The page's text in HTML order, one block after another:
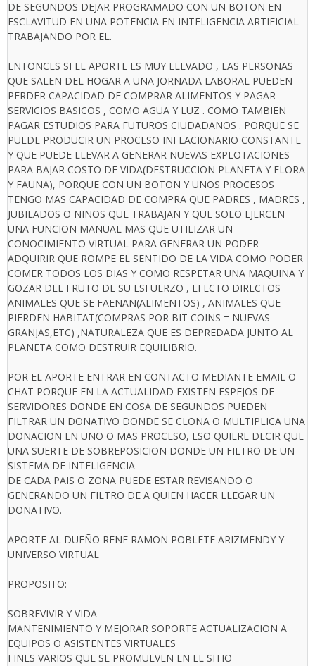
DE SEGUNDOS DEJAR PROGRAMADO CON UN BOTON EN
ESCLAVITUD EN UNA POTENCIA EN INTELIGENCIA ARTIFICIAL
TRABAJANDO POR EL.
ENTONCES SI EL APORTE ES MUY ELEVADO , LAS PERSONAS
QUE SALEN DEL HOGAR A UNA JORNADA LABORAL PUEDEN
PERDER CAPACIDAD DE COMPRAR ALIMENTOS Y PAGAR
SERVICIOS BASICOS , COMO AGUA Y LUZ . COMO TAMBIEN
PAGAR ESTUDIOS PARA FUTUROS CIUDADANOS . PORQUE SE
PUEDE PRODUCIR UN PROCESO INFLACIONARIO CONSTANTE
Y QUE PUEDE LLEVAR A GENERAR NUEVAS EXPLOTACIONES
PARA BAJAR COSTO DE VIDA(DESTRUCCION PLANETA Y FLORA
Y FAUNA), PORQUE CON UN BOTON Y UNOS PROCESOS
TENGO MAS CAPACIDAD DE COMPRA QUE PADRES , MADRES ,
JUBILADOS O NIÑOS QUE TRABAJAN Y QUE SOLO EJERCEN
UNA FUNCION MANUAL MAS QUE UTILIZAR UN
CONOCIMIENTO VIRTUAL PARA GENERAR UN PODER
ADQUIRIR QUE ROMPE EL SENTIDO DE LA VIDA COMO PODER
COMER TODOS LOS DIAS Y COMO RESPETAR UNA MAQUINA Y
GOZAR DEL FRUTO DE SU ESFUERZO , EFECTO DIRECTOS
ANIMALES QUE SE FAENAN(ALIMENTOS) , ANIMALES QUE
PIERDEN HABITAT(COMPRAS POR BIT COINS = NUEVAS
GRANJAS,ETC) ,NATURALEZA QUE ES DEPREDADA JUNTO AL
PLANETA COMO DESTRUIR EQUILIBRIO.
POR EL APORTE ENTRAR EN CONTACTO MEDIANTE EMAIL O
CHAT PORQUE EN LA ACTUALIDAD EXISTEN ESPEJOS DE
SERVIDORES DONDE EN COSA DE SEGUNDOS PUEDEN
FILTRAR UN DONATIVO DONDE SE CLONA O MULTIPLICA UNA
DONACION EN UNO O MAS PROCESO, ESO QUIERE DECIR QUE
UNA SUERTE DE SOBREPOSICION DONDE UN FILTRO DE UN
SISTEMA DE INTELIGENCIA
DE CADA PAIS O ZONA PUEDE ESTAR REVISANDO O
GENERANDO UN FILTRO DE A QUIEN HACER LLEGAR UN
DONATIVO.
APORTE AL DUEÑO RENE RAMON POBLETE ARIZMENDY Y
UNIVERSO VIRTUAL
PROPOSITO:
SOBREVIVIR Y VIDA
MANTENIMIENTO Y MEJORAR SOPORTE ACTUALIZACION A
EQUIPOS O ASISTENTES VIRTUALES
FINES VARIOS QUE SE PROMUEVEN EN EL SITIO